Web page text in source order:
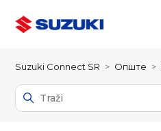
Suzuki Connect SR Опште